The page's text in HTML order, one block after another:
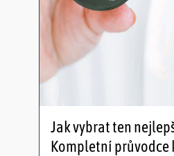
Jak vybrat ten
Kompletní průvodce